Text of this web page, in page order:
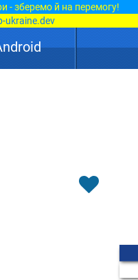
- зберемо й на перемогу!
ukraine.dev